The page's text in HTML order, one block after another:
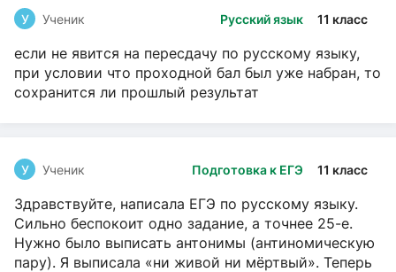
Русский язык 11 класс
У Ученик
если не явится на пересдачу по русскому языку,
при условии что проходной бал был уже набран, то
сохранится ли прошлый результат
Подготовка к ЕГЭ 11 класс
У Ученик
Здравствуйте, написала ЕГЭ по русскому языку.
Сильно беспокоит одно задание, а точнее 25-е.
Нужно было выписать антонимы (антиномическую
пару). Я выписала «ни живой ни мёртвый». Теперь